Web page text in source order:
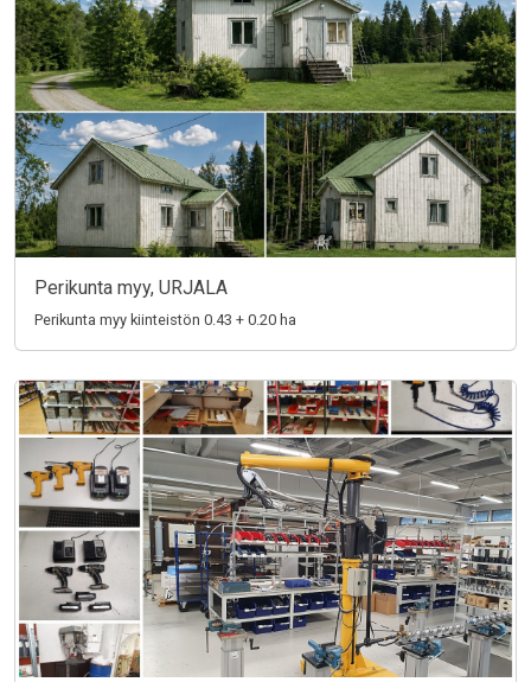
Perikunta myy, URJALA
Perikunta myy kiinteistön 0.43 + 0.20 ha